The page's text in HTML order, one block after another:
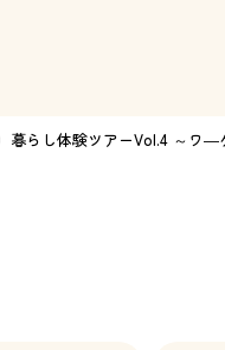
暮らし体験ツアーVol.4 ～ワ―